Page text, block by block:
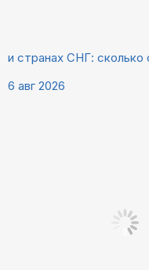
и странах СНГ: сколько
6 авг 2026